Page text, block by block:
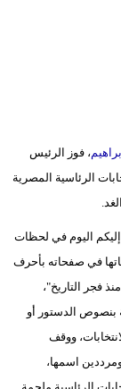
علوم
بيئة
مدوَّنات
أبراج
، فوز الرئيس
الرئاسية المصرية
اليوم في لحظات
في صفحاته بأحرف
فجر التاريخ"،
بنصوص الدستور أو
ووقف
اسمها،